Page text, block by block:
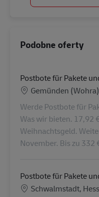
Podobne oferty
Postbote für Pakete
Lokalizacja
Gemünden
Werde Postbote für
Was wir bieten. 17,92
Weihnachtsgeld.
November. Bis zu 332
Postbote für Pakete
Lokalizacja
Schwalmstadt,